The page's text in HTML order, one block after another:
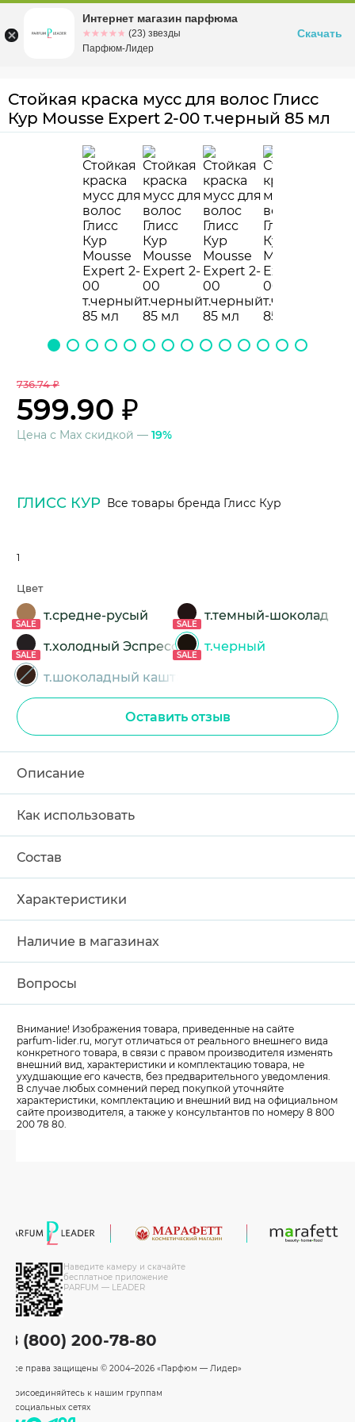
Омскул. Заозерная, 11, к. 1
Стойкая краска мусс для волос Глисс
Кур Mousse Expert 2-00 т.черный 85 мл
736.74 ₽
599.90 ₽
Цена с Max скидкой — 19%
ГЛИСС КУР Все товары бренда Глисс Кур
1
Цвет
SALE
т.средне-русый
SALE
т.темный-шоколад
SALE
т.холодный Эспрессо
SALE
т.черный
т.шоколадный каштан
Оставить отзыв
Описание
Как использовать
Состав
Характеристики
Наличие в магазинах
Вопросы
Внимание! Изображения товара, приведенные на сайте
parfum-lider.ru, могут отличаться от реального внешнего вида
конкретного товара, в связи с правом производителя изменять
внешний вид, характеристики и комплектацию товара, не
ухудшающие его качеств, без предварительного уведомления.
В случае любых сомнений перед покупкой уточняйте
характеристики, комплектацию и внешний вид на официальном
сайте производителя, а также у консультантов по номеру 8 800
200 78 80.
Наведите камеру и скачайте
бесплатное приложение
PARFUM — LEADER
8 (800) 200-78-80
Все права защищены © 2004–2026 «Парфюм — Лидер»
Присоединяйтесь к нашим группам
в социальных сетях
Интернет магазин парфюма
☆☆☆☆☆
★★★★★ (23) звезды
Парфюм-Лидер
Скачать